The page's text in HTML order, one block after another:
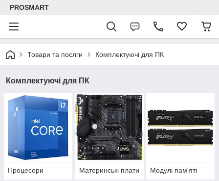
PROSMART
Товари та послги Комплектуючі для ПК
Комплектуючі для ПК
Процесори Материнські плати Модулі пам'яті